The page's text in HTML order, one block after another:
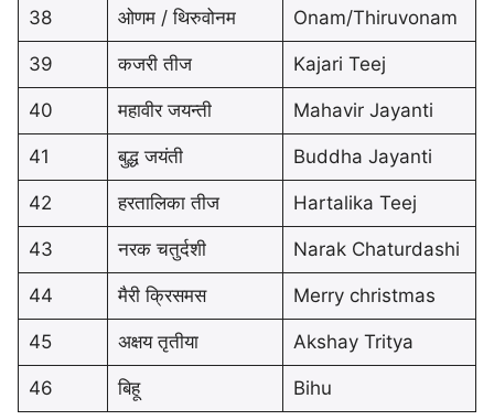
38 ओणम / थिरुवोनम Onam/Thiruvonam
39 कजरी तीज Kajari Teej
40 महावीर जयन्ती Mahavir Jayanti
41 बुद्ध जयंती Buddha Jayanti
42 हरतालिका तीज Hartalika Teej
43 नरक चतुर्दशी Narak Chaturdashi
44 मैरी क्रिसमस Merry christmas
45 अक्षय तृतीया Akshay Tritya
46 बिहू Bihu